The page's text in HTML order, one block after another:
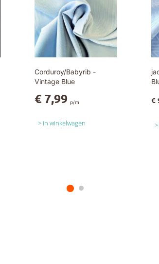
Corduroy/Babyrib -
Vintage Blue
€ 7,99 p/m
in winkelwagen
€